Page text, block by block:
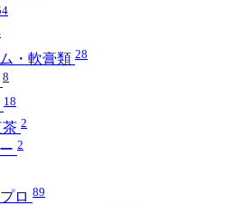
・軟膏類 28
8
18
茶 2
2
ロ 89